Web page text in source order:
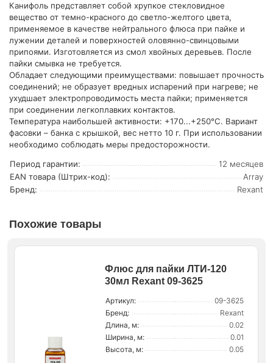
Канифоль представляет собой хрупкое стекловидное
вещество от темно-красного до светло-желтого цвета,
применяемое в качестве нейтрального флюса при пайке и
лужении деталей и поверхностей оловянно-свинцовыми
припоями. Изготовляется из смол хвойных деревьев. После
пайки смывка не требуется.
Обладает следующими преимуществами: повышает прочность
соединений; не образует вредных испарений при нагреве; не
ухудшает электропроводимость места пайки; применяется
при соединении легкоплавких контактов.
Температура наибольшей активности: +170...+250°C. Вариант
фасовки – банка с крышкой, вес нетто 10 г. При использовании
необходимо соблюдать меры предосторожности.
Период гарантии:
12 месяцев
EAN товара (Штрих-код):
Array
Бренд:
Rexant
Похожие товары
Флюс для пайки ЛТИ-120
30мл Rexant 09-3625
Артикул:
09-3625
Бренд:
Rexant
Длина, м:
0.02
Ширина, м:
0.01
Высота, м:
0.05